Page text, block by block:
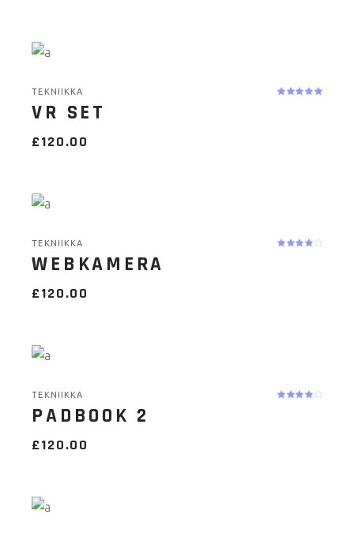
TEKNIIKKA
VR SET
£120.00
TEKNIIKKA
WEBKAMERA
£120.00
TEKNIIKKA
PADBOOK 2
£120.00